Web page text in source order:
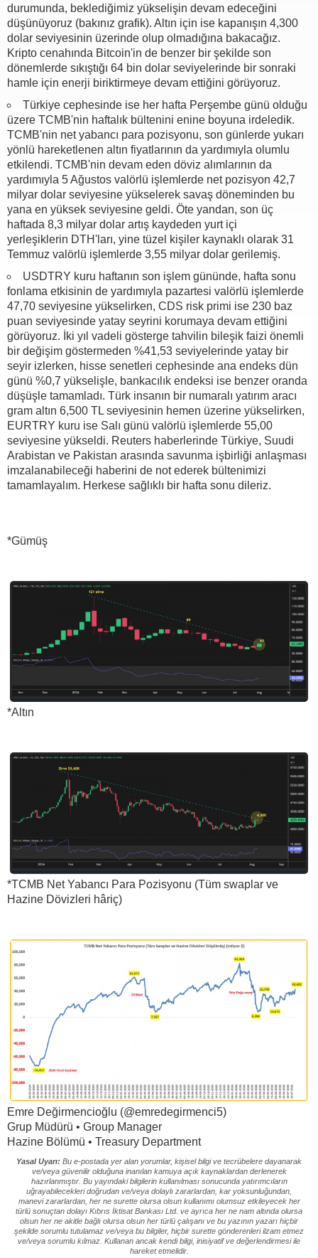
durumunda, beklediğimiz yükselişin devam edeceğini
düşünüyoruz (bakınız grafik). Altın için ise kapanışın 4,300
dolar seviyesinin üzerinde olup olmadığına bakacağız.
Kripto cenahında Bitcoin'in de benzer bir şekilde son
dönemlerde sıkıştığı 64 bin dolar seviyelerinde bir sonraki
hamle için enerji biriktirmeye devam ettiğini görüyoruz.
Türkiye cephesinde ise her hafta Perşembe günü olduğu
üzere TCMB'nin haftalık bültenini enine boyuna irdeledik.
TCMB'nin net yabancı para pozisyonu, son günlerde yukarı
yönlü hareketlenen altın fiyatlarının da yardımıyla olumlu
etkilendi. TCMB'nin devam eden döviz alımlarının da
yardımıyla 5 Ağustos valörlü işlemlerde net pozisyon 42,7
milyar dolar seviyesine yükselerek savaş döneminden bu
yana en yüksek seviyesine geldi. Öte yandan, son üç
haftada 8,3 milyar dolar artış kaydeden yurt içi
yerleşiklerin DTH'ları, yine tüzel kişiler kaynaklı olarak 31
Temmuz valörlü işlemlerde 3,55 milyar dolar gerilemiş.
USDTRY kuru haftanın son işlem gününde, hafta sonu
fonlama etkisinin de yardımıyla pazartesi valörlü işlemlerde
47,70 seviyesine yükselirken, CDS risk primi ise 230 baz
puan seviyesinde yatay seyrini korumaya devam ettiğini
görüyoruz. İki yıl vadeli gösterge tahvilin bileşik faizi önemli
bir değişim göstermeden %41,53 seviyelerinde yatay bir
seyir izlerken, hisse senetleri cephesinde ana endeks dün
günü %0,7 yükselişle, bankacılık endeksi ise benzer oranda
düşüşle tamamladı. Türk insanın bir numaralı yatırım aracı
gram altın 6,500 TL seviyesinin hemen üzerine yükselirken,
EURTRY kuru ise Salı günü valörlü işlemlerde 55,00
seviyesine yükseldi. Reuters haberlerinde Türkiye, Suudi
Arabistan ve Pakistan arasında savunma işbirliği anlaşması
imzalanabileceği haberini de not ederek bültenimizi
tamamlayalım. Herkese sağlıklı bir hafta sonu dileriz.
*Gümüş
*Altın
*TCMB Net Yabancı Para Pozisyonu (Tüm swaplar ve
Hazine Dövizleri hâriç)
Emre Değirmencioğlu (@emredegirmenci5)
Grup Müdürü • Group Manager
Hazine Bölümü • Treasury Department
Yasal Uyarı: Bu e-postada yer alan yorumlar, kişisel bilgi ve tecrübelere dayanarak
ve/veya güvenilir olduğuna inanılan kamuya açık kaynaklardan derlenerek
hazırlanmıştır. Bu yayındaki bilgilerin kullanılması sonucunda yatırımcıların
uğrayabilecekleri doğrudan ve/veya dolaylı zararlardan, kar yoksunluğundan,
manevi zararlardan, her ne surette olursa olsun kullanımı olumsuz etkileyecek her
türlü sonuçtan dolayı Kıbrıs İktisat Bankası Ltd. ve ayrıca her ne nam altında olursa
olsun her ne akitle bağlı olursa olsun her türlü çalışanı ve bu yazının yazarı hiçbir
şekilde sorumlu tutulamaz ve/veya bu bilgiler, hiçbir surette gönderenleri ilzam etmez
ve/veya sorumlu kılmaz. Kullanan ancak kendi bilgi, inisiyatif ve değerlendirmesi ile
hareket etmelidir.